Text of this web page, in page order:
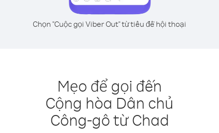
Chọn "Cuộc gọi Viber Out" từ tiêu đề hội thoại
Mẹo để gọi đến
Cộng hòa Dân chủ
Công-gô từ Chad